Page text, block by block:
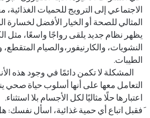
الاجتماعي إلى الترويج للحميات الغذائية،
المثالي للصحة أو الخيار الأفضل لخسارة
يظهر نظام جديد يلقى رواجًا واسعًا، مثل
النشويات، والكارنيفور،والصيام
الطيبات.
المشكلة لا تكمن دائمًا في وجود هذه
التعامل معها على أنها أسلوب حياة صحي
اعتبارها حلًا مثاليًا لكل الأجسام بلا استثناء.
َفقبل اتباع أي حمية غذائية، اسأل